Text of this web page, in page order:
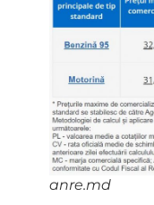
anre.md